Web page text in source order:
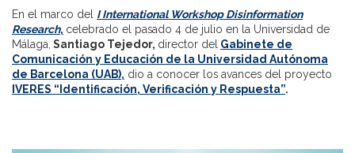
En el marco del I International Workshop Disinformation
Research, celebrado el pasado 4 de julio en la Universidad de
Málaga, Santiago Tejedor, director del Gabinete de
Comunicación y Educación de la Universidad Autónoma
de Barcelona (UAB), dio a conocer los avances del proyecto
IVERES “Identificación, Verificación y Respuesta”.